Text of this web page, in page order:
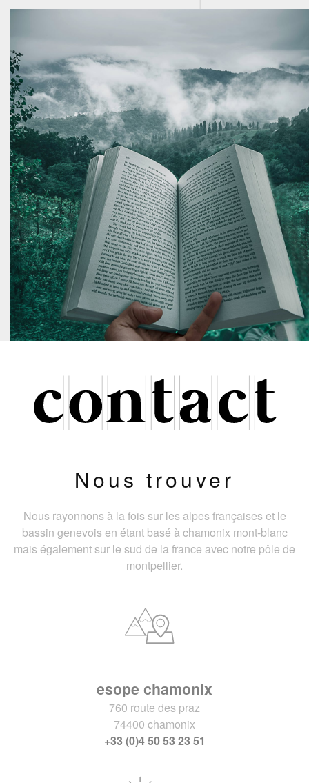
Nous trouver
Nous rayonnons à la fois sur les alpes françaises et le
bassin genevois en étant basé à chamonix mont-blanc
mais également sur le sud de la france avec notre pôle de
montpellier.
esope chamonix
760 route des praz
74400 chamonix
+33 (0)4 50 53 23 51